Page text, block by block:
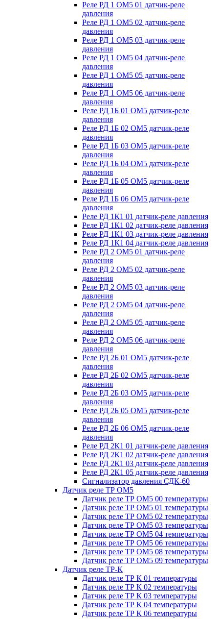
Реле РД 1 ОМ5 01 датчик-реле
давления
Реле РД 1 ОМ5 02 датчик-реле
давления
Реле РД 1 ОМ5 03 датчик-реле
давления
Реле РД 1 ОМ5 04 датчик-реле
давления
Реле РД 1 ОМ5 05 датчик-реле
давления
Реле РД 1 ОМ5 06 датчик-реле
давления
Реле РД 1Б 01 ОМ5 датчик-реле
давления
Реле РД 1Б 02 ОМ5 датчик-реле
давления
Реле РД 1Б 03 ОМ5 датчик-реле
давления
Реле РД 1Б 04 ОМ5 датчик-реле
давления
Реле РД 1Б 05 ОМ5 датчик-реле
давления
Реле РД 1Б 06 ОМ5 датчик-реле
давления
Реле РД 1К1 01 датчик-реле давления
Реле РД 1К1 02 датчик-реле давления
Реле РД 1К1 03 датчик-реле давления
Реле РД 1К1 04 датчик-реле давления
Реле РД 2 ОМ5 01 датчик-реле
давления
Реле РД 2 ОМ5 02 датчик-реле
давления
Реле РД 2 ОМ5 03 датчик-реле
давления
Реле РД 2 ОМ5 04 датчик-реле
давления
Реле РД 2 ОМ5 05 датчик-реле
давления
Реле РД 2 ОМ5 06 датчик-реле
давления
Реле РД 2Б 01 ОМ5 датчик-реле
давления
Реле РД 2Б 02 ОМ5 датчик-реле
давления
Реле РД 2Б 03 ОМ5 датчик-реле
давления
Реле РД 2Б 05 ОМ5 датчик-реле
давления
Реле РД 2Б 06 ОМ5 датчик-реле
давления
Реле РД 2К1 01 датчик-реле давления
Реле РД 2К1 02 датчик-реле давления
Реле РД 2К1 03 датчик-реле давления
Реле РД 2К1 05 датчик-реле давления
Сигнализатор давления СДК-60
Датчик реле ТР ОМ5
Датчик реле ТР ОМ5 00 температуры
Датчик реле ТР ОМ5 01 температуры
Датчик реле ТР ОМ5 02 температуры
Датчик реле ТР ОМ5 03 температуры
Датчик реле ТР ОМ5 04 температуры
Датчик реле ТР ОМ5 06 температуры
Датчик реле ТР ОМ5 08 температуры
Датчик реле ТР ОМ5 09 температуры
Датчик реле ТР-К
Датчик реле ТР К 01 температуры
Датчик реле ТР К 02 температуры
Датчик реле ТР К 03 температуры
Датчик реле ТР К 04 температуры
Датчик реле ТР К 06 температуры